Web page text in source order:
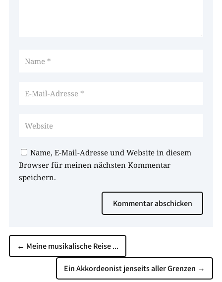
Name, E-Mail-Adresse und Website in diesem
Browser für meinen nächsten Kommentar
speichern.
Kommentar abschicken
← Meine musikalische Reise ...
Ein Akkordeonist jenseits aller Grenzen →